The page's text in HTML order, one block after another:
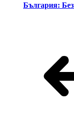
България: